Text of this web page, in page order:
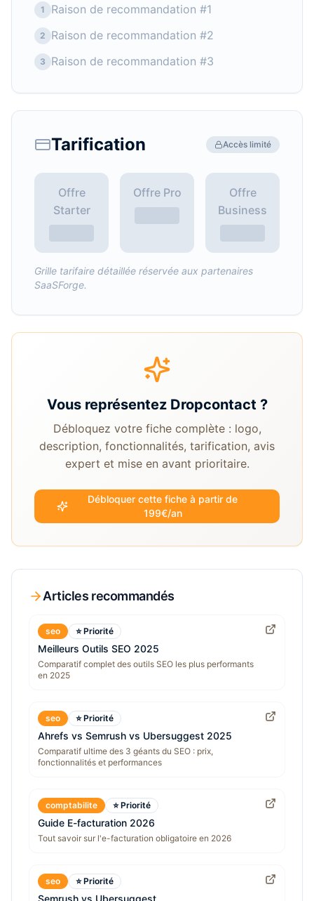
1 Raison de recommandation #1
2 Raison de recommandation #2
3 Raison de recommandation #3
Tarification Accès limité
Offre
Starter
Offre Pro
Offre
Business
Grille tarifaire détaillée réservée aux partenaires
SaaSForge.
Vous représentez Dropcontact ?
Débloquez votre fiche complète : logo,
description, fonctionnalités, tarification, avis
expert et mise en avant prioritaire.
Débloquer cette fiche à partir de
199€/an
Articles recommandés
seo ⭐ Priorité
Meilleurs Outils SEO 2025
Comparatif complet des outils SEO les plus performants
en 2025
seo ⭐ Priorité
Ahrefs vs Semrush vs Ubersuggest 2025
Comparatif ultime des 3 géants du SEO : prix,
fonctionnalités et performances
comptabilite ⭐ Priorité
Guide E-facturation 2026
Tout savoir sur l'e-facturation obligatoire en 2026
seo ⭐ Priorité
Semrush vs Ubersuggest